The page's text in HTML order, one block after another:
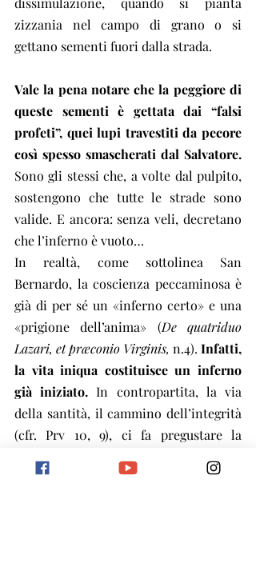
zizzania nel campo di grano o si
gettano sementi fuori dalla strada.
Vale la pena notare che la peggiore di
queste sementi è gettata dai “falsi
profeti”, quei lupi travestiti da pecore
così spesso smascherati dal Salvatore.
Sono gli stessi che, a volte dal pulpito,
sostengono che tutte le strade sono
valide. E ancora: senza veli, decretano
che l’inferno è vuoto…
In realtà, come sottolinea San
Bernardo, la coscienza peccaminosa è
già di per sé un «inferno certo» e una
«prigione dell’anima» (De quatriduo
Lazari, et præconio Virginis, n.4). Infatti,
la vita iniqua costituisce un inferno
già iniziato. In contropartita, la via
della santità, il cammino dell’integrità
(cfr. Prv 10, 9), ci fa pregustare la